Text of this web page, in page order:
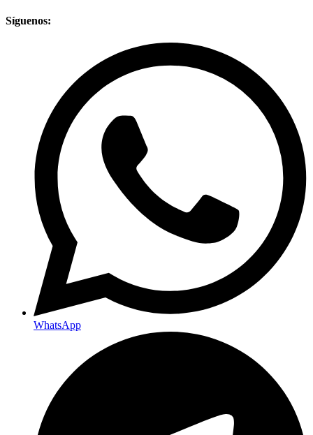
Síguenos:
WhatsApp